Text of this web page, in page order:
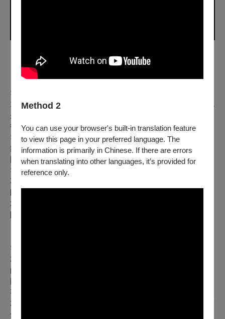
Method 2
You can use your browser's built-in translation feature
to view this page in your preferred language. The
information is primarily in Chinese. If there are errors
when translating into other languages, it’s provided for
reference only.
團隊介紹 ｜
雲門舞集 Cloud Gate
1973年，林懷民創辦雲門舞集。這是臺灣第一個職業舞團，也
是所有華語社會的第一個當代舞團。2020年，由鄭宗龍接任藝
術總監。
雲門長年海外巡演，以獨特的動作語言，傑出的舞作，精湛的
舞技，被譽為「世界一流現代舞團」。2018年，雲門獲頒英國
國家舞蹈獎的「傑出舞團獎」。
雲門除了定期發表新作品及搬演經典舞作外，舞團每年在臺灣
不同城市舉辦大型戶外公演，更以親切、活潑的方式深入社
區，讓舞蹈走進大眾的生活。
2023年，雲門50週年，舞過半世紀，持續透過舞蹈扎根臺灣，
開展舞蹈淑世志業。
雲門舞集藝術總監暨編舞家 鄭宗龍
2020年出任雲門舞集藝術總監。出生於臺北艋舺，從擺攤叫賣
的幼年汲取創作靈感，作品交織街頭張力與人生百態。曾獲德
國No Ballet當代編舞比賽銅牌獎，西班牙MASDANZA 編舞大
賽首獎。
2016年編作《十三聲》挖掘臺灣古老、俚俗的文化記憶，巡演
全球，被法媒譽為是「吸引眼球的一場勝利」。2019年《毛月